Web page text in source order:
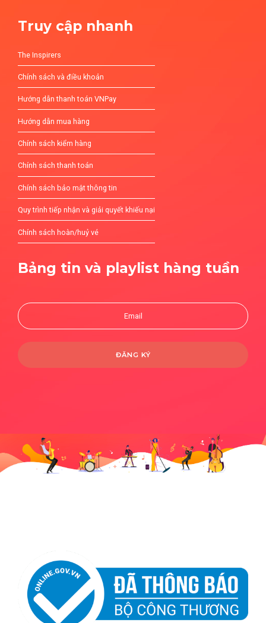
Truy cập nhanh
The Inspirers
Chính sách và điều khoản
Hướng dẫn thanh toán VNPay
Hướng dẫn mua hàng
Chính sách kiểm hàng
Chính sách thanh toán
Chính sách bảo mật thông tin
Quy trình tiếp nhận và giải quyết khiếu nại
Chính sách hoàn/huỷ vé
Bảng tin và playlist hàng tuần